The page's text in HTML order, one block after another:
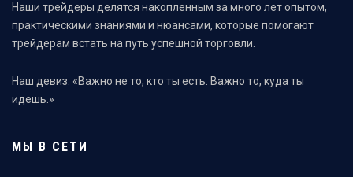
Наши трейдеры делятся накопленным за много лет опытом,
практическими знаниями и нюансами, которые помогают
трейдерам встать на путь успешной торговли.
Наш девиз: «Важно не то, кто ты есть. Важно то, куда ты
идешь.»
МЫ В СЕТИ